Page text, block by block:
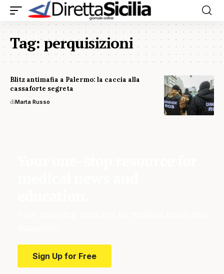
Tag:perquisizioni
Blitz antimafia a Palermo: la caccia alla
cassaforte segreta
diMarta Russo
Sign Up for Free